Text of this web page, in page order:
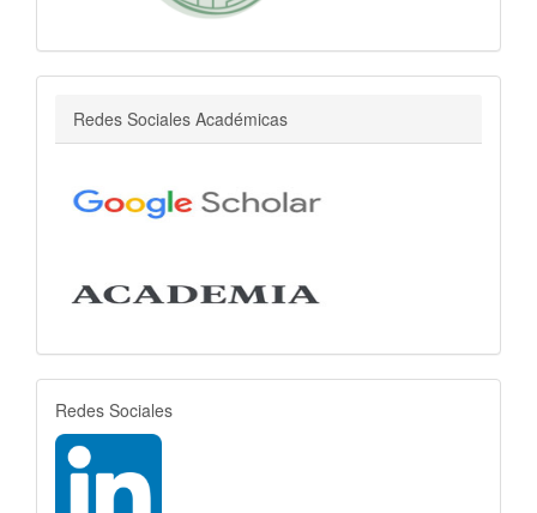
Redes Sociales Académicas
rrss
Redes Sociales